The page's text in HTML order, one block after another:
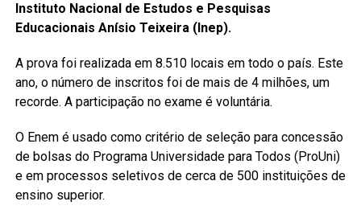
Instituto Nacional de Estudos e Pesquisas
Educacionais Anísio Teixeira (Inep).
A prova foi realizada em 8.510 locais em todo o país. Este
ano, o número de inscritos foi de mais de 4 milhões, um
recorde. A participação no exame é voluntária.
O Enem é usado como critério de seleção para concessão
de bolsas do Programa Universidade para Todos (ProUni)
e em processos seletivos de cerca de 500 instituições de
ensino superior.